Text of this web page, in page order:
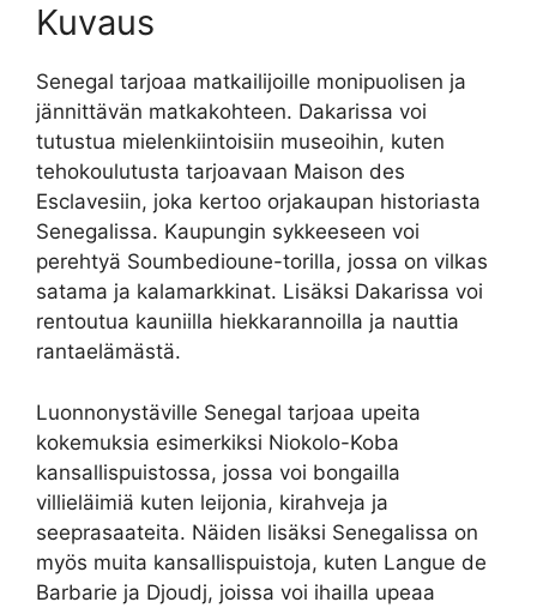
Kuvaus
Senegal tarjoaa matkailijoille monipuolisen ja
jännittävän matkakohteen. Dakarissa voi
tutustua mielenkiintoisiin museoihin, kuten
tehokoulutusta tarjoavaan Maison des
Esclavesiin, joka kertoo orjakaupan historiasta
Senegalissa. Kaupungin sykkeeseen voi
perehtyä Soumbedioune-torilla, jossa on vilkas
satama ja kalamarkkinat. Lisäksi Dakarissa voi
rentoutua kauniilla hiekkarannoilla ja nauttia
rantaelämästä.
Luonnonystäville Senegal tarjoaa upeita
kokemuksia esimerkiksi Niokolo-Koba
kansallispuistossa, jossa voi bongailla
villieläimiä kuten leijonia, kirahveja ja
seeprasaateita. Näiden lisäksi Senegalissa on
myös muita kansallispuistoja, kuten Langue de
Barbarie ja Djoudj, joissa voi ihailla upeaa